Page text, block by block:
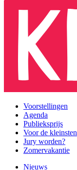
Voorstellingen
Agenda
Publieksprijs
Voor de kleinsten
Jury worden?
Zomervakantie
Nieuws